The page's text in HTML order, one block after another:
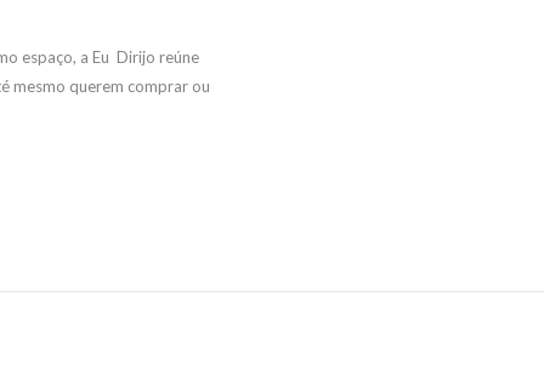
espaço, a Eu Dirijo reúne
mesmo querem comprar ou